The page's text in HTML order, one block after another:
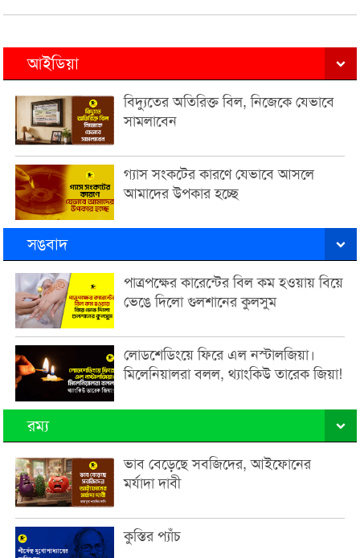
আইডিয়া
বিদ্যুতের অতিরিক্ত বিল, নিজেকে যেভাবে
সামলাবেন
গ্যাস সংকটের কারণে যেভাবে আসলে
আমাদের উপকার হচ্ছে
সঙবাদ
পাত্রপক্ষের কারেন্টের বিল কম হওয়ায় বিয়ে
ভেঙে দিলো গুলশানের কুলসুম
লোডশেডিংয়ে ফিরে এল নস্টালজিয়া।
মিলেনিয়ালরা বলল, থ্যাংকিউ তারেক জিয়া!
রম্য
ভাব বেড়েছে সবজিদের, আইফোনের
মর্যাদা দাবী
কুস্তির প্যাঁচ